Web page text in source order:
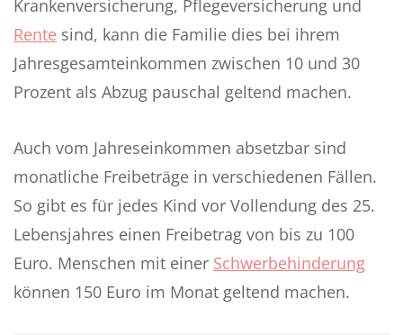
Krankenversicherung, Pflegeversicherung und
Rente sind, kann die Familie dies bei ihrem
Jahresgesamteinkommen zwischen 10 und 30
Prozent als Abzug pauschal geltend machen.
Auch vom Jahreseinkommen absetzbar sind
monatliche Freibeträge in verschiedenen Fällen.
So gibt es für jedes Kind vor Vollendung des 25.
Lebensjahres einen Freibetrag von bis zu 100
Euro. Menschen mit einer Schwerbehinderung
können 150 Euro im Monat geltend machen.